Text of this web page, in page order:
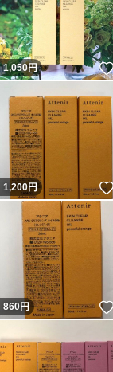
1,050円
1,200円
860円